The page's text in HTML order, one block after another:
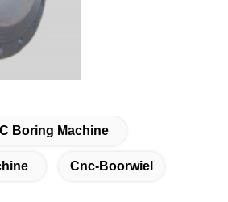
Boring Machine
Cnc-Boorwiel